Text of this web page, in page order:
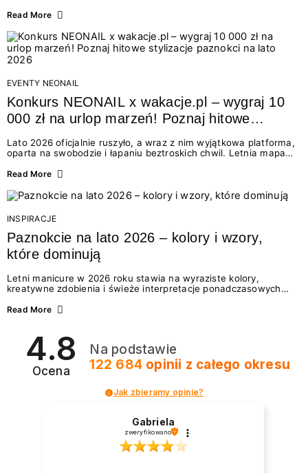
świata beauty i oszałamiających deserów to coś więcej niż
zmysłami: przez soczysty kolor, aksamitną teksturę,
orzeźwiający zapach i słodki akcent na podniebieniu. Tego lata
NEONAIL łączy siły z marką Willisch, tworząc unikalny projekt
na styku jedzenia i piękna....
Read More
EVENTY NEONAIL
Konkurs NEONAIL x wakacje.pl – wygraj 10
000 zł na urlop marzeń! Poznaj hitowe
Lato 2026 oficjalnie ruszyło, a wraz z nim wyjątkowa platforma,
oparta na swobodzie i łapaniu beztroskich chwil. Letnia mapa
doświadczenia wakacji – od spontanicznych wyjazdów, przez
Motywem przewodnim jest eksplorowanie i kolekcjonowanie
letnich momentów. Z tej okazji przygotowaliśmy coś absolutnie
wyjątkowego: wielki konkurs z wakacje.pl oraz dawkę
najgorętszych trendów w...
Read More
INSPIRACJE
Paznokcie na lato 2026 – kolory i wzory,
które dominują
Letni manicure w 2026 roku stawia na wyraziste kolory,
kreatywne zdobienia i świeże interpretacje ponadczasowych
zarówno energetycznych odcieni inspirowanych wakacjami, jak
2026? Znajdź inspirację dla swojego manicure!
Read More
4.8
Ocena
Na podstawie
122 684opinii z całego okresu
Jak zbieramy opinie?
Gabriela
zweryfikowano